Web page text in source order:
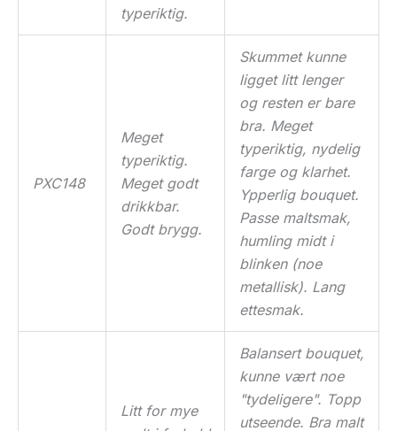
typeriktig.
PXC148
Meget
typeriktig.
Meget godt
drikkbar.
Godt brygg.
Skummet kunne
ligget litt lenger
og resten er bare
bra. Meget
typeriktig, nydelig
farge og klarhet.
Ypperlig bouquet.
Passe maltsmak,
humling midt i
blinken (noe
metallisk). Lang
ettesmak.
Litt for mye
Balansert bouquet,
kunne vært noe
"tydeligere". Topp
utseende. Bra malt